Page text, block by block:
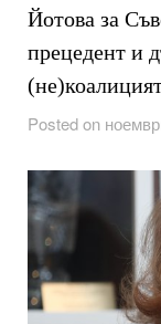
Йотова за
прецедент и
Posted on